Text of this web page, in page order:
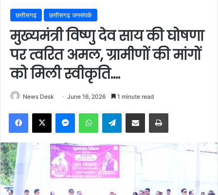
छत्तीसगढ़ छत्तीसगढ़ जनसंपर्क
मुख्यमंत्री विष्णु देव साय की घोषणा
पर त्वरित अमल, ग्रामीणों की मांगों
को मिली स्वीकृति….
News Desk June 16, 2026 1 minute read
Facebook
X MessengerWhatsAppTelegramShare via Email Print